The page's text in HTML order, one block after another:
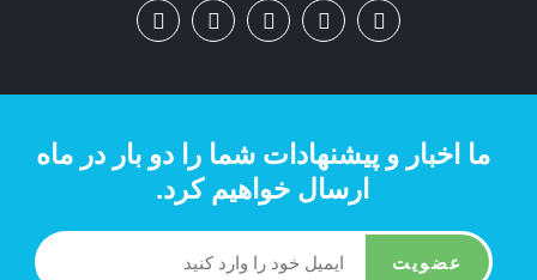
ما اخبار و پیشنهادات شما را دو بار در ماه
ارسال خواهیم کرد.
عضویت